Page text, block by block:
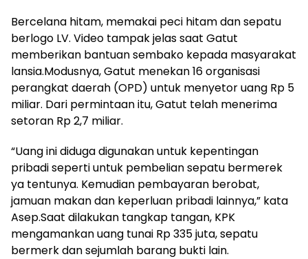
Bercelana hitam, memakai peci hitam dan sepatu
berlogo LV. Video tampak jelas saat Gatut
memberikan bantuan sembako kepada masyarakat
lansia.Modusnya, Gatut menekan 16 organisasi
perangkat daerah (OPD) untuk menyetor uang Rp 5
miliar. Dari permintaan itu, Gatut telah menerima
setoran Rp 2,7 miliar.
“Uang ini diduga digunakan untuk kepentingan
pribadi seperti untuk pembelian sepatu bermerek
ya tentunya. Kemudian pembayaran berobat,
jamuan makan dan keperluan pribadi lainnya,” kata
Asep.Saat dilakukan tangkap tangan, KPK
mengamankan uang tunai Rp 335 juta, sepatu
bermerk dan sejumlah barang bukti lain.